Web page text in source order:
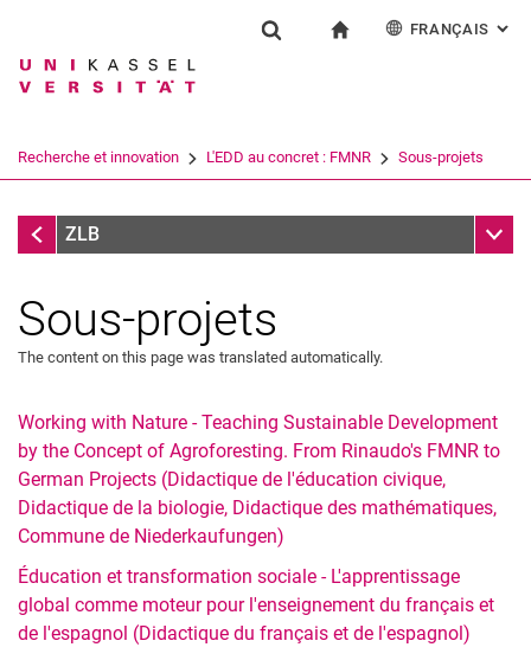
Jump directly to: content
Jump directly to: search
Jump directly to: main
Search term
Search (opens an external link in a
FRANÇAIS :
Italiano
Recherche et innovation L'EDD au concret : FMNR Sous-projets
L'EDD au concret : FMNR
ZLB Sub
Sous-projets
Sous-projets
The content on this page was translated automatically.
Working with Nature - Teaching Sustainable Development
by the Concept of Agroforesting. From Rinaudo's FMNR to
German Projects (Didactique de l'éducation civique,
Didactique de la biologie, Didactique des mathématiques,
Commune de Niederkaufungen)
Éducation et transformation sociale - L'apprentissage
global comme moteur pour l'enseignement du français et
de l'espagnol (Didactique du français et de l'espagnol)